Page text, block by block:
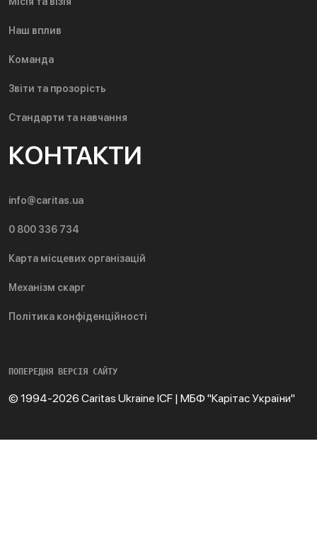
Наш вплив
Команда
Звіти та прозорість
Стандарти та навчання
КОНТАКТИ
info@caritas.ua
0 800 336 734
Карта місцевих організацій
Механізм скарг
Політика конфіденційності
ПОПЕРЕДНЯ ВЕРСІЯ САЙТУ
© 1994-2026 Caritas Ukraine ICF | МБФ "Карітас України"